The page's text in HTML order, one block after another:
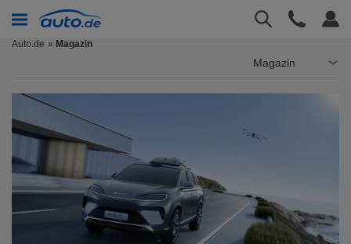
Auto.de Magazin
Magazin